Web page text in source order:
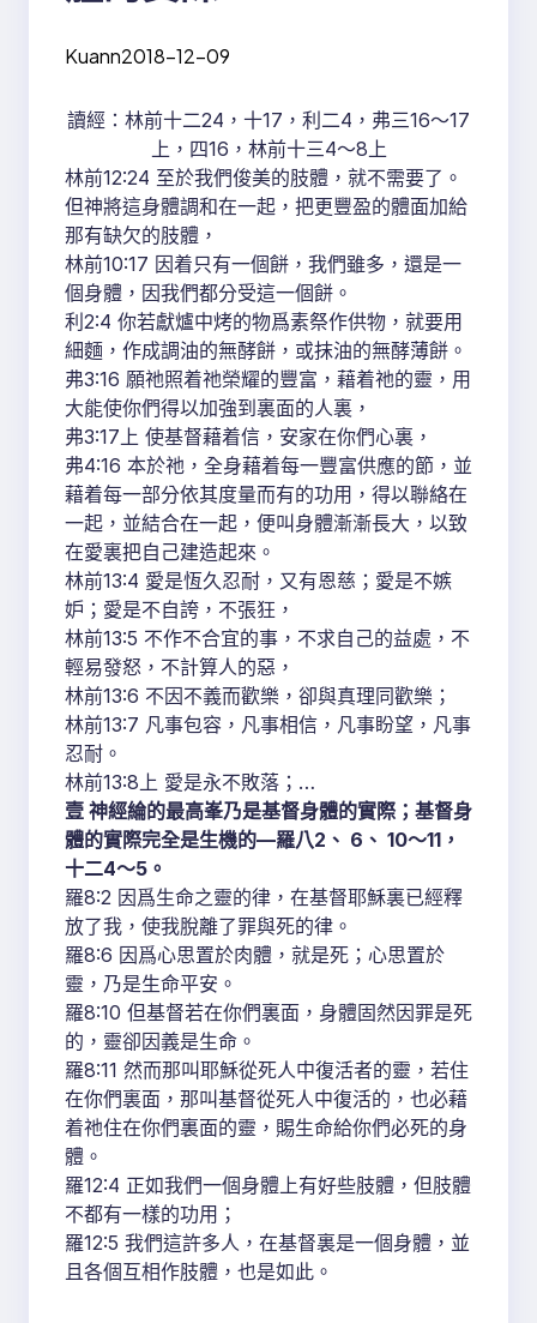
Kuann2018-12-09
讀經：林前十二24，十17，利二4，弗三16～17
上，四16，林前十三4～8上
林前12:24 至於我們俊美的肢體，就不需要了。
但神將這身體調和在一起，把更豐盈的體面加給
那有缺欠的肢體，
林前10:17 因着只有一個餅，我們雖多，還是一
個身體，因我們都分受這一個餅。
利2:4 你若獻爐中烤的物爲素祭作供物，就要用
細麵，作成調油的無酵餅，或抹油的無酵薄餅。
弗3:16 願祂照着祂榮耀的豐富，藉着祂的靈，用
大能使你們得以加強到裏面的人裏，
弗3:17上 使基督藉着信，安家在你們心裏，
弗4:16 本於祂，全身藉着每一豐富供應的節，並
藉着每一部分依其度量而有的功用，得以聯絡在
一起，並結合在一起，便叫身體漸漸長大，以致
在愛裏把自己建造起來。
林前13:4 愛是恆久忍耐，又有恩慈；愛是不嫉
妒；愛是不自誇，不張狂，
林前13:5 不作不合宜的事，不求自己的益處，不
輕易發怒，不計算人的惡，
林前13:6 不因不義而歡樂，卻與真理同歡樂；
林前13:7 凡事包容，凡事相信，凡事盼望，凡事
忍耐。
林前13:8上 愛是永不敗落；…
壹 神經綸的最高峯乃是基督身體的實際；基督身
體的實際完全是生機的—羅八2、 6、 10～11，
十二4～5。
羅8:2 因爲生命之靈的律，在基督耶穌裏已經釋
放了我，使我脫離了罪與死的律。
羅8:6 因爲心思置於肉體，就是死；心思置於
靈，乃是生命平安。
羅8:10 但基督若在你們裏面，身體固然因罪是死
的，靈卻因義是生命。
羅8:11 然而那叫耶穌從死人中復活者的靈，若住
在你們裏面，那叫基督從死人中復活的，也必藉
着祂住在你們裏面的靈，賜生命給你們必死的身
體。
羅12:4 正如我們一個身體上有好些肢體，但肢體
不都有一樣的功用；
羅12:5 我們這許多人，在基督裏是一個身體，並
且各個互相作肢體，也是如此。